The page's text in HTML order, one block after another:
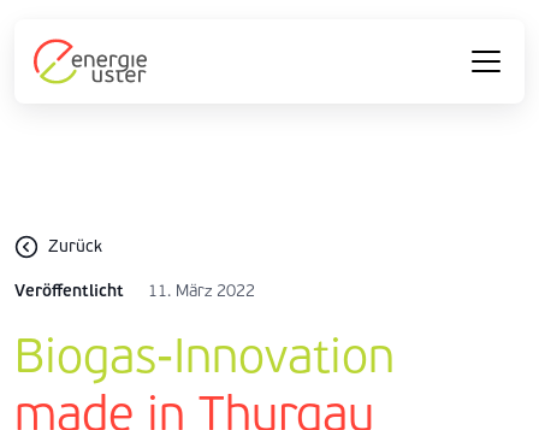
Zurück
Veröffentlicht 11. März 2022
Biogas-Innovation
made in Thurgau